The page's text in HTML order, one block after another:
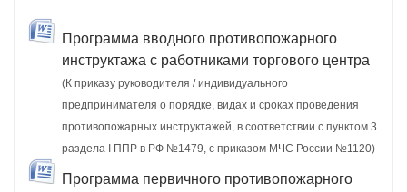
Программа вводного противопожарного
инструктажа с работниками торгового центра
(К приказу руководителя / индивидуального
предпринимателя о порядке, видах и сроках проведения
противопожарных инструктажей, в соответствии с пунктом 3
раздела I ППР в РФ №1479, с приказом МЧС России №1120)
Программа первичного противопожарного